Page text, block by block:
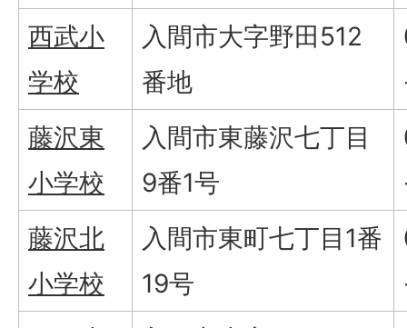
西武小
学校
入間市大字野田512
番地
藤沢東
小学校
入間市東藤沢七丁目
9番1号
藤沢北
小学校
入間市東町七丁目1番
19号